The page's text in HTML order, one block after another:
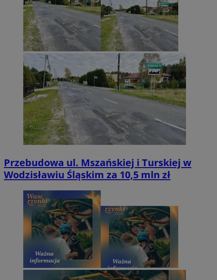
Przebudowa ul. Mszańskiej i Turskiej w
Wodzisławiu Śląskim za 10,5 mln zł